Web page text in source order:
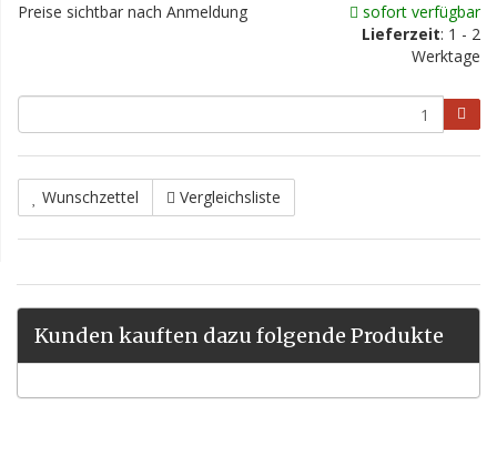
Preise sichtbar nach Anmeldung
sofort verfügbar
Lieferzeit: 1 - 2
Werktage
Wunschzettel Vergleichsliste
Kunden kauften dazu folgende Produkte